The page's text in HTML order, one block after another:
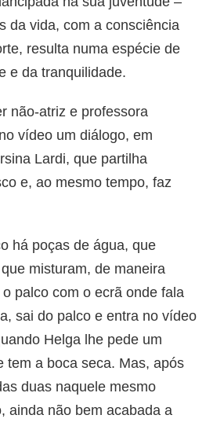
da vida, com a consciência
resulta numa espécie de
e da tranquilidade.
não-atriz e professora
vídeo um diálogo, em
Lardi, que partilha
e, ao mesmo tempo, faz
há poças de água, que
misturam, de maneira
palco com o ecrã onde fala
sai do palco e entra no vídeo
Helga lhe pede um
tem a boca seca. Mas, após
duas naquele mesmo
ainda não bem acabada a